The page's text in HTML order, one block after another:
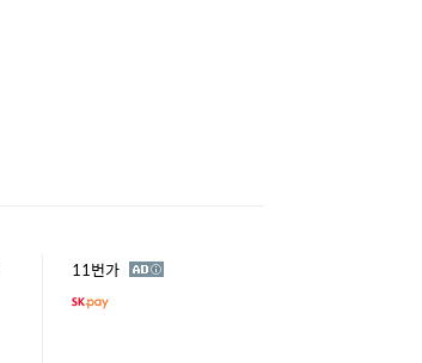
11번가 광